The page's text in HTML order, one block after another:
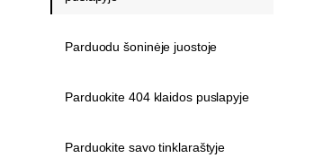
Parduodu šoninėje juostoje
Parduokite 404 klaidos puslapyje
Parduokite savo tinklaraštyje